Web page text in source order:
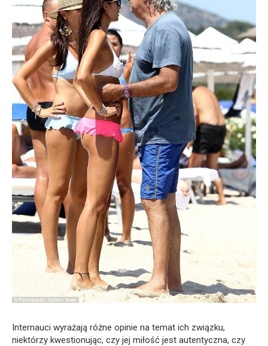
Internauci wyrażają różne opinie na temat ich związku,
niektórzy kwestionując, czy jej miłość jest autentyczna, czy